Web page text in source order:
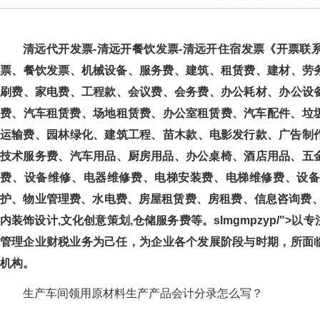
清远代开发票-清远开餐饮发票-清远开住宿发票《开票联系点
票、餐饮发票、机械设备、服务费、建筑、租赁费、建材、
刷费、家电费、工程款、会议费、会务费、办公耗材、办公
费、汽车租赁费、场地租赁费、办公室租赁费、汽车配件、垃
运输费、园林绿化、建筑工程、苗木款、电影发行款、广告
技术服务费、汽车用品、厨房用品、办公桌椅、酒店用品、
费、设备维修、电器维修费、电梯安装费、电梯维修费、设
护、物业管理费、水电费、房屋租赁费、房租费、信息咨询费
内装饰设计,文化创意策划,仓储服务费等。slmgmpzyp/">以
管理企业财税业务为己任，为企业各个发展阶段与时期
机构。
生产车间领用原材料生产产品会计分录怎么写？